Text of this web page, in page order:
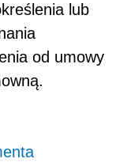
lub
od umowy